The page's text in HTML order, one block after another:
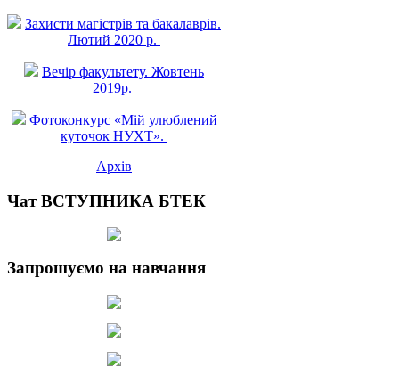
Захисти магістрів та бакалаврів.
Лютий 2020 р.
Вечір факультету. Жовтень
2019р.
Фотоконкурс «Мій улюблений
куточок НУХТ».
Архів
Чат ВСТУПНИКА БТЕК
Запрошуємо на навчання